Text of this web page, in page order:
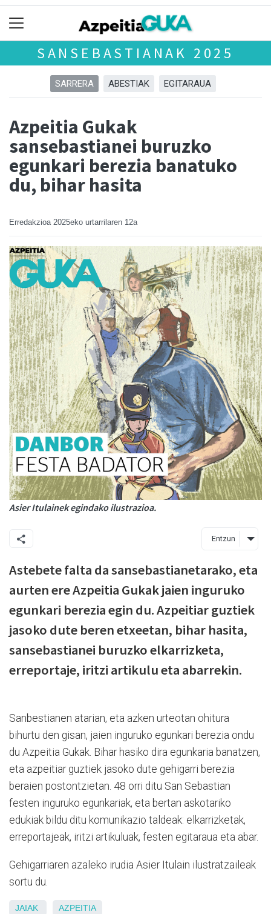
SANSEBASTIANAK 2025
SARRERA ABESTIAK EGITARAUA
Azpeitia Gukak
sansebastianei buruzko
egunkari berezia banatuko
du, bihar hasita
Erredakzioa 2025eko urtarrilaren 12a
Asier Itulainek egindako ilustrazioa.
Entzun
Astebete falta da sansebastianetarako, eta
aurten ere Azpeitia Gukak jaien inguruko
egunkari berezia egin du. Azpeitiar guztiek
jasoko dute beren etxeetan, bihar hasita,
sansebastianei buruzko elkarrizketa,
erreportaje, iritzi artikulu eta abarrekin.
Sanbestianen atarian, eta azken urteotan ohitura
bihurtu den gisan, jaien inguruko egunkari berezia ondu
du Azpeitia Gukak. Bihar hasiko dira egunkaria banatzen,
eta azpeitiar guztiek jasoko dute gehigarri berezia
beraien postontzietan. 48 orri ditu San Sebastian
festen inguruko egunkariak, eta bertan askotariko
edukiak bildu ditu komunikazio taldeak: elkarrizketak,
erreportajeak, iritzi artikuluak, festen egitaraua eta abar.
Gehigarriaren azaleko irudia Asier Itulain ilustratzaileak
sortu du.
JAIAK AZPEITIA